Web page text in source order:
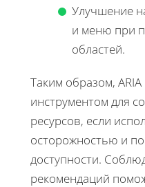
Улучшение
и меню при
областей.
Таким образом,
инструментом для
ресурсов, если
осторожностью и
доступности.
рекомендаций